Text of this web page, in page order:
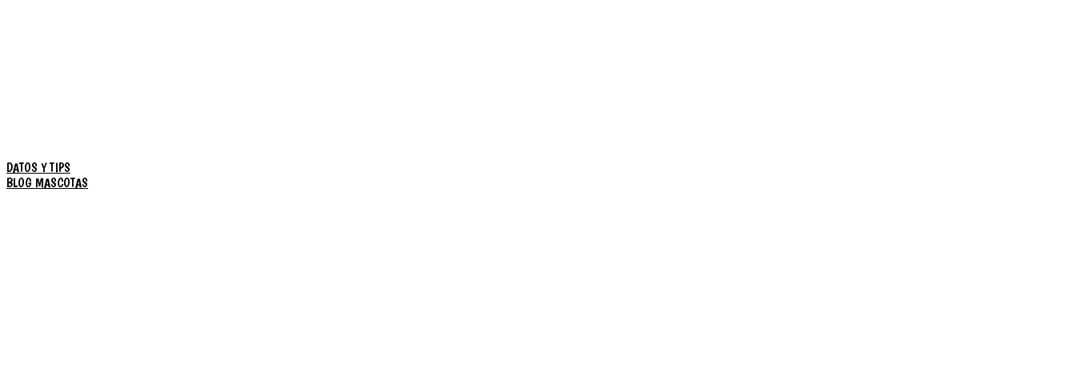
DATOS Y TIPS
BLOG MASCOTAS